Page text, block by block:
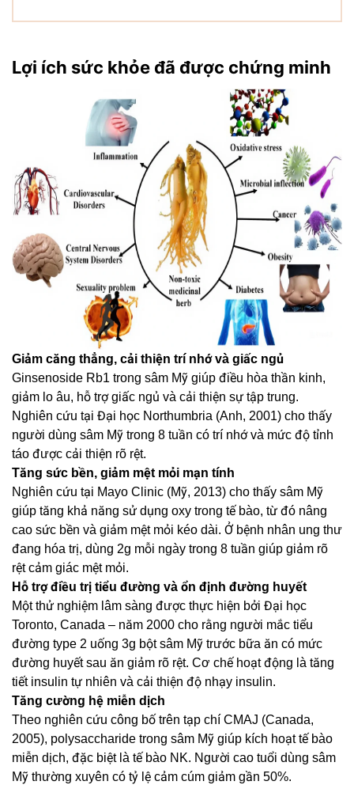
Lợi ích sức khỏe đã được chứng minh
Giảm căng thẳng, cải thiện trí nhớ và giấc ngủ
Ginsenoside Rb1 trong sâm Mỹ giúp điều hòa thần kinh,
giảm lo âu, hỗ trợ giấc ngủ và cải thiện sự tập trung.
Nghiên cứu tại Đại học Northumbria (Anh, 2001) cho thấy
người dùng sâm Mỹ trong 8 tuần có trí nhớ và mức độ tỉnh
táo được cải thiện rõ rệt.
Tăng sức bền, giảm mệt mỏi mạn tính
Nghiên cứu tại Mayo Clinic (Mỹ, 2013) cho thấy sâm Mỹ
giúp tăng khả năng sử dụng oxy trong tế bào, từ đó nâng
cao sức bền và giảm mệt mỏi kéo dài. Ở bệnh nhân ung thư
đang hóa trị, dùng 2g mỗi ngày trong 8 tuần giúp giảm rõ
rệt cảm giác mệt mỏi.
Hỗ trợ điều trị tiểu đường và ổn định đường huyết
Một thử nghiệm lâm sàng được thực hiện bởi Đại học
Toronto, Canada – năm 2000 cho rằng người mắc tiểu
đường type 2 uống 3g bột sâm Mỹ trước bữa ăn có mức
đường huyết sau ăn giảm rõ rệt. Cơ chế hoạt động là tăng
tiết insulin tự nhiên và cải thiện độ nhạy insulin.
Tăng cường hệ miễn dịch
Theo nghiên cứu công bố trên tạp chí CMAJ (Canada,
2005), polysaccharide trong sâm Mỹ giúp kích hoạt tế bào
miễn dịch, đặc biệt là tế bào NK. Người cao tuổi dùng sâm
Mỹ thường xuyên có tỷ lệ cảm cúm giảm gần 50%.